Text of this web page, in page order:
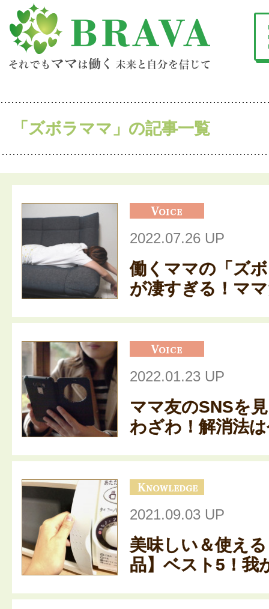
「ズボラママ」の記事一覧
2022.07.26 UP
働くママの「ズ
が凄すぎる！マ
2022.01.23 UP
ママ友のSNSを
わざわ！解消法は
2021.09.03 UP
美味しい＆使え
品】ベスト5！我